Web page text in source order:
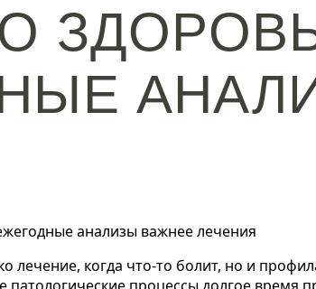
анализы важнее лечения
лечение, когда что-то болит, но и